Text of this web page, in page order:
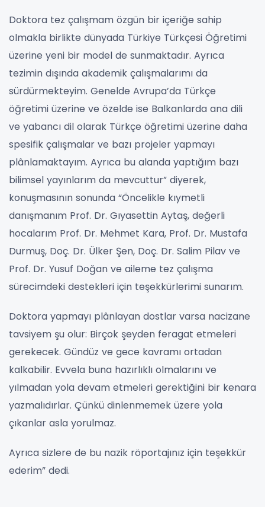
Doktora tez çalışmam özgün bir içeriğe sahip
olmakla birlikte dünyada Türkiye Türkçesi Öğretimi
üzerine yeni bir model de sunmaktadır. Ayrıca
tezimin dışında akademik çalışmalarımı da
sürdürmekteyim. Genelde Avrupa’da Türkçe
öğretimi üzerine ve özelde ise Balkanlarda ana dili
ve yabancı dil olarak Türkçe öğretimi üzerine daha
spesifik çalışmalar ve bazı projeler yapmayı
plânlamaktayım. Ayrıca bu alanda yaptığım bazı
bilimsel yayınlarım da mevcuttur” diyerek,
konuşmasının sonunda “Öncelikle kıymetli
danışmanım Prof. Dr. Gıyasettin Aytaş, değerli
hocalarım Prof. Dr. Mehmet Kara, Prof. Dr. Mustafa
Durmuş, Doç. Dr. Ülker Şen, Doç. Dr. Salim Pilav ve
Prof. Dr. Yusuf Doğan ve aileme tez çalışma
sürecimdeki destekleri için teşekkürlerimi sunarım.
Doktora yapmayı plânlayan dostlar varsa nacizane
tavsiyem şu olur: Birçok şeyden feragat etmeleri
gerekecek. Gündüz ve gece kavramı ortadan
kalkabilir. Evvela buna hazırlıklı olmalarını ve
yılmadan yola devam etmeleri gerektiğini bir kenara
yazmalıdırlar. Çünkü dinlenmemek üzere yola
çıkanlar asla yorulmaz.
Ayrıca sizlere de bu nazik röportajınız için teşekkür
ederim” dedi.